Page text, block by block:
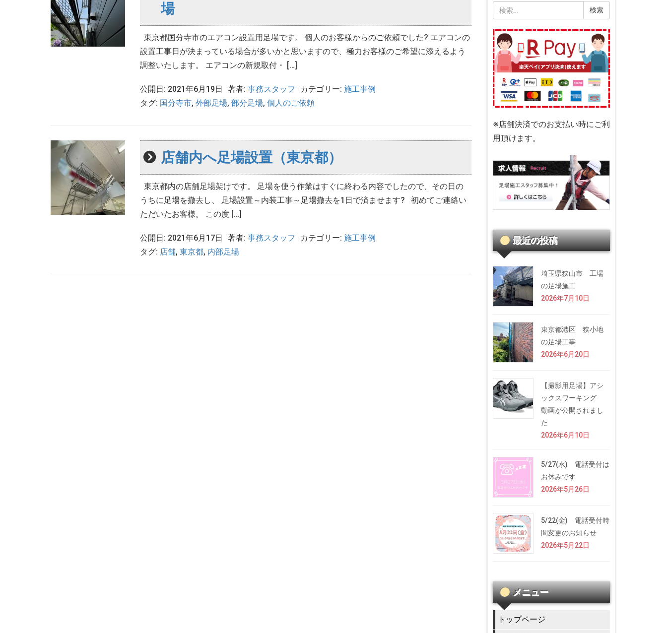
場
東京都国分寺市のエアコン設置用足場です。 個人のお客様からのご依頼でした? エアコンの
設置工事日が決まっている場合が多いかと思いますので、極力お客様のご希望に添えるよう
調整いたします。 エアコンの新規取付・ […]
公開日: 2021年6月19日 著者: 事務スタッフ カテゴリー: 施工事例
タグ: 国分寺市, 外部足場, 部分足場, 個人のご依頼
店舗内へ足場設置（東京都）
東京都内の店舗足場架けです。 足場を使う作業はすぐに終わる内容でしたので、その日の
うちに足場を撤去し、 足場設置～内装工事～足場撤去を1日で済ませます? 初めてご連絡い
ただいたお客様。 この度 […]
公開日: 2021年6月17日 著者: 事務スタッフ カテゴリー: 施工事例
タグ: 店舗, 東京都, 内部足場
索:
※店舗決済でのお支払い時にご利
用頂けます。
最近の投稿
埼玉県狭山市 工場
の足場施工
2026年7月10日
東京都港区 狭小地
の足場工事
2026年6月20日
【撮影用足場】アシ
ックスワーキング
動画が公開されまし
た
2026年6月10日
5/27(水) 電話受付は
お休みです
2026年5月26日
5/22(金) 電話受付時
間変更のお知らせ
2026年5月22日
メニュー
トップページ